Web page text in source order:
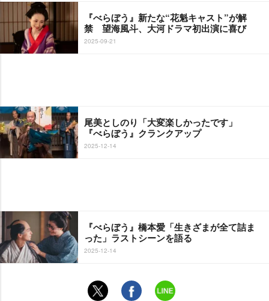
『べらぼう』新たな“花魁キャスト”が解
禁 望海風斗、大河ドラマ初出演に喜び
2025-09-21
尾美としのり「大変楽しかったです」
『べらぼう』クランクアップ
2025-12-14
『べらぼう』橋本愛「生きざまが全て詰ま
った」ラストシーンを語る
2025-12-14